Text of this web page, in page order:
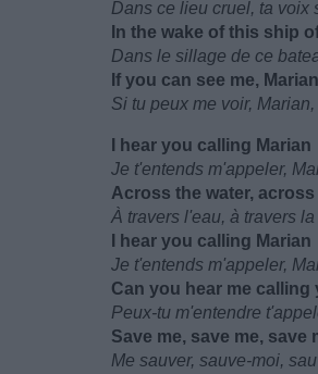
Dans ce lieu cruel, ta voix
In the wake of this ship
Dans le sillage de ce
If you can see me,
Si tu peux me voir,
I hear you calling Marian
Je t'entends m'appeler,
Across the water, across
À travers l'eau, à travers
I hear you calling Marian
Je t'entends m'appeler,
Can you hear me calling
Peux-tu m'entendre
Save me, save me, save
Me sauver, sauve-moi,